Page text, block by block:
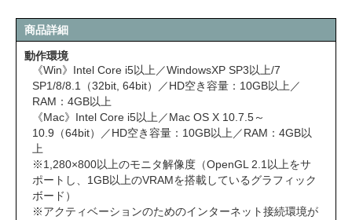
商品詳細
動作環境
《Win》Intel Core i5以上／WindowsXP SP3以上/7
SP1/8/8.1（32bit, 64bit）／HD空き容量：10GB以上／
RAM：4GB以上
《Mac》Intel Core i5以上／Mac OS X 10.7.5～
10.9（64bit）／HD空き容量：10GB以上／RAM：4GB以
上
※1,280×800以上のモニタ解像度（OpenGL 2.1以上をサ
ポートし、1GB以上のVRAMを搭載しているグラフィック
ボード）
※アクティベーションのためのインターネット接続環境が